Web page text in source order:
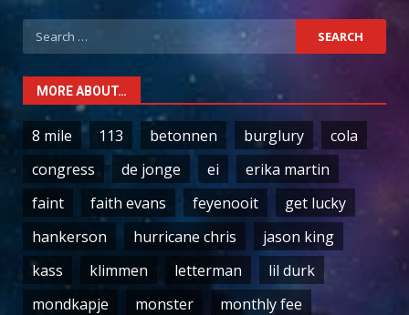
Search
for:
MORE ABOUT…
8 mile 113 betonnen burglury
cola
congress
de jonge ei
erika martin
faint
faith evans feyenooit
get lucky
hankerson
hurricane chris
jason king
kass
klimmen letterman
lil durk
mondkapje
monster
monthly fee